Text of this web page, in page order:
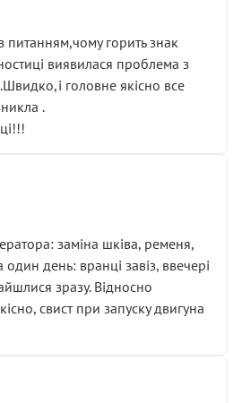
питанням,чому горить знак
виявилася проблема з
головне якісно все
.
заміна шківа, ременя,
день: вранці завіз, ввечері
зразу. Відносно
свист при запуску двигуна